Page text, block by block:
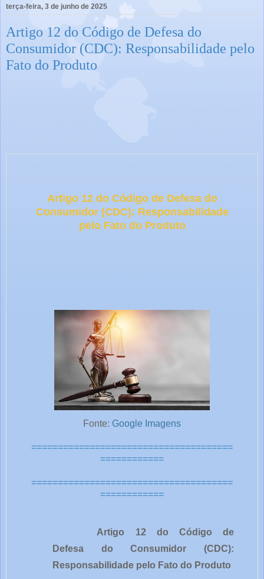
terça-feira, 3 de junho de 2025
Artigo 12 do Código de Defesa do
Consumidor (CDC): Responsabilidade pelo
Fato do Produto
Artigo 12 do Código de Defesa do
Consumidor (CDC): Responsabilidade
pelo Fato do Produto
Fonte: Google Imagens
======================================
============
======================================
============
Artigo 12 do Código de
Defesa do Consumidor (CDC):
Responsabilidade pelo Fato do Produto